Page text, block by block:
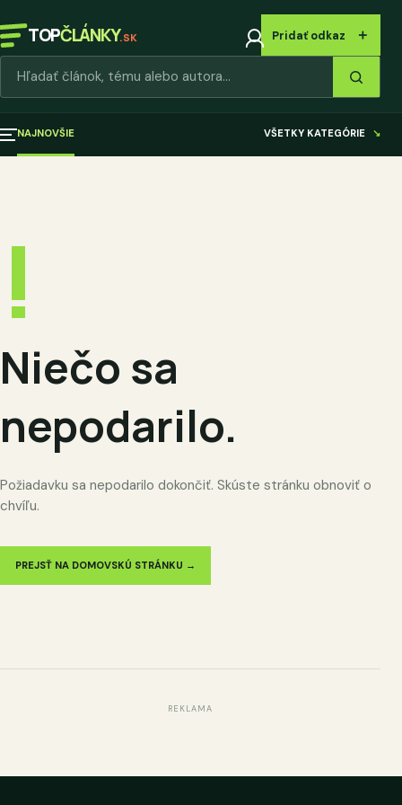
TOPČLÁNKY.SK Pridať odkaz ＋
NAJNOVŠIE VŠETKY KATEGÓRIE ↘
!
Niečo sa
nepodarilo.
Požiadavku sa nepodarilo dokončiť. Skúste stránku obnoviť o
chvíľu.
PREJSŤ NA DOMOVSKÚ STRÁNKU →
REKLAMA